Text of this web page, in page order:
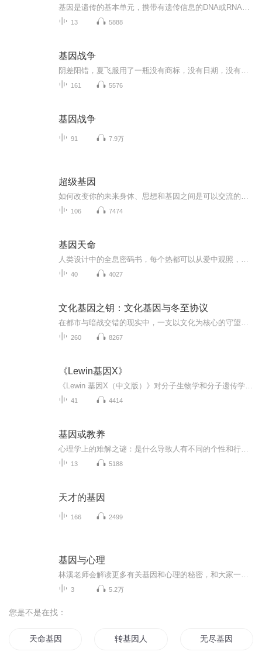
13 5888
基因战争
161 5576
基因战争
91 7.9万
超级基因
106 7474
基因天命
40 4027
文化基因之钥：文化基因与冬至协议
260 8267
《Lewin基因X》
41 4414
基因或教养
13 5188
天才的基因
166 2499
基因与心理
3 5.2万
您是不是在找：
天命基因 转基因人 无尽基因